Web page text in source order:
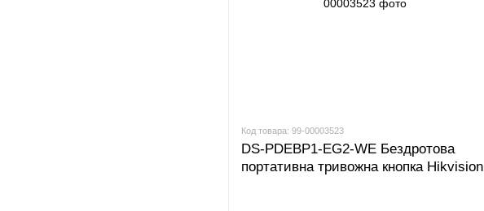
Код товара: 99-00003523
DS-PDEBP1-EG2-WE Бездротова
портативна тривожна кнопка Hikvision